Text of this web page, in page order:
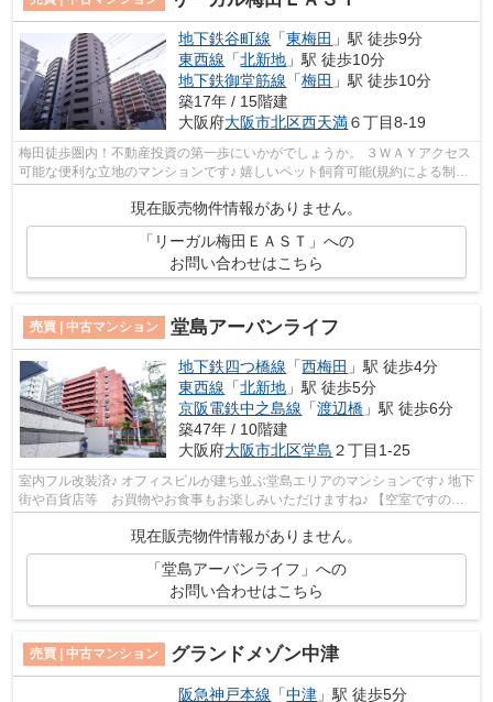
地下鉄谷町線 「東梅田 」駅 徒歩9分
東西線 「北新地 」駅 徒歩10分
地下鉄御堂筋線 「梅田 」駅 徒歩10分
築17年 / 15階建
大阪府大阪市北区西天満６丁目8-19
梅田徒歩圏内！不動産投資の第一歩にいかがでしょうか。 ３ＷＡＹアクセス
可能な便利な立地のマンションです♪ 嬉しいペット飼育可能(規約による制限
現在販売物件情報がありません。
「リーガル梅田ＥＡＳＴ」への
お問い合わせはこちら
売買 | 中古マンション 堂島アーバンライフ
地下鉄四つ橋線 「西梅田 」駅 徒歩4分
東西線 「北新地 」駅 徒歩5分
京阪電鉄中之島線 「渡辺橋 」駅 徒歩6分
築47年 / 10階建
大阪府大阪市北区堂島 ２丁目1-25
室内フル改装済♪ オフィスビルが建ち並ぶ堂島エリアのマンションです♪ 地下
街や百貨店等 お買物やお食事もお楽しみいただけますね♪ 【空室ですので
いつでもご案内可能です！】
現在販売物件情報がありません。
「堂島アーバンライフ」への
お問い合わせはこちら
売買 | 中古マンション グランドメゾン中津
阪急神戸本線 「中津 」駅 徒歩5分